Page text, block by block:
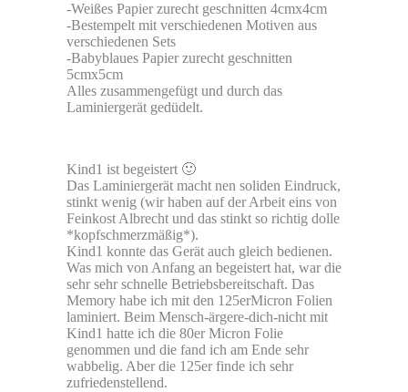
-Weißes Papier zurecht geschnitten 4cmx4cm
-Bestempelt mit verschiedenen Motiven aus
verschiedenen Sets
-Babyblaues Papier zurecht geschnitten
5cmx5cm
Alles zusammengefügt und durch das
Laminiergerät gedüdelt.
Kind1 ist begeistert 🙂
Das Laminiergerät macht nen soliden Eindruck,
stinkt wenig (wir haben auf der Arbeit eins von
Feinkost Albrecht und das stinkt so richtig dolle
*kopfschmerzmäßig*).
Kind1 konnte das Gerät auch gleich bedienen.
Was mich von Anfang an begeistert hat, war die
sehr sehr schnelle Betriebsbereitschaft. Das
Memory habe ich mit den 125erMicron Folien
laminiert. Beim Mensch-ärgere-dich-nicht mit
Kind1 hatte ich die 80er Micron Folie
genommen und die fand ich am Ende sehr
wabbelig. Aber die 125er finde ich sehr
zufriedenstellend.